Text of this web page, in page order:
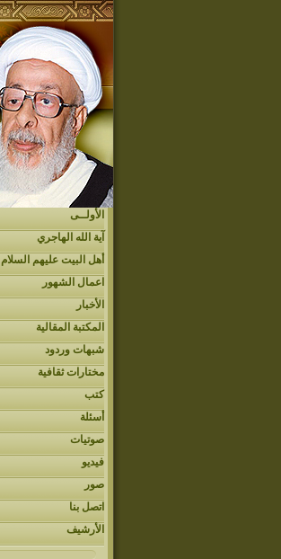
الأولــى
آية الله الهاجري
أهل البيت عليهم السلام
اعمال الشهور
الأخبار
المكتبة المقالية
شبهات وردود
مختارات ثقافية
كتب
أسئلة
صوتيات
فيديو
صور
اتصل بنا
الأرشيف